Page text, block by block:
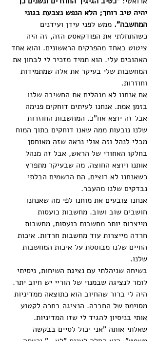
יהיה טיב רוחך; הלא הנפש נצבעת בגוני
המחשבה". ממש לפני עידן ועידנים
כשהתחלתי את הפודקאסט הזה, זה היה
ציטוט באחד מהפרקים הראשונים. והוא אחד
האהובים עלי. הוא תמיד מזכיר לי לבחון את
המחשבות שלי בעיקר את אלה שמתמידות
וחוזרות.
אם אנחנו לא מנהלים את החשיבה שלנו
בזמן אמת. אנחנו לעיתים דוחקים פנימה
אבל זה יוצא אח"כ. המחשבות החוזרות
שלנו נובעות ממה שאנו דוחקים בתוך המוח
מבלי לנהל וזה אולי נראה שזה מאוחסן
בחלקו האחורי של הראש, אבל זה מנהל
אותנו ויוצא החוצה. מה שבעיקר מתפרץ
כשאנחנו לא רוצים, הם הרשמים הבלתי
נבדקים שלנו מהעבר.
אנחנו צובעים את מוחנו לפי מה שאנחנו
חושבים שוב ושוב. מחשבות כועסות
מייצרות יותר מחשבות כועסות, מחשבות
חרדה מייצרות עוד מחשבות חרדות. איכות
החיים שלנו מבוססת על איכות המחשבות
שלנו.
בשיחה שניהלתי עם נציגת השיחות, ניסיתי
לומר לנציגה שבמנוי של הוריי יש חיוב יתר.
היה לי ברור שהחיוב הוא כתוצאה ממדיניות
מסוימת של החברה. הנציגה בחרה לקטוע
אותי בניסיון להגיד לי שזו המדיניות.
שאלתי אותה "אני יכול לסיים בבקשה